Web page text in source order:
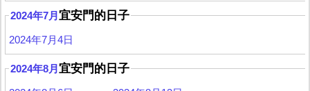
2024年7月 宜安門的日子
2024年7月4日
2024年8月 宜安門的日子